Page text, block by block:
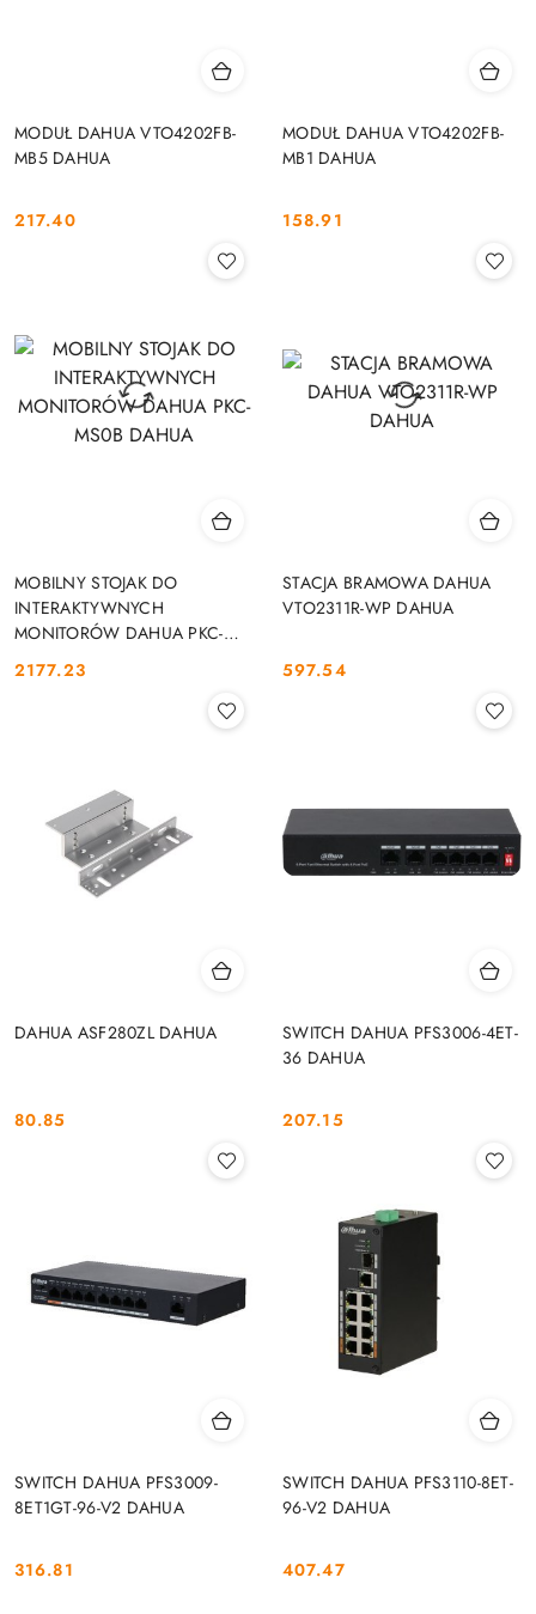
MODUŁ DAHUA VTO4202FB-
MB5 DAHUA
Cena:
217.40
MODUŁ DAHUA VTO4202FB-
MB1 DAHUA
Cena:
158.91
MOBILNY STOJAK DO
INTERAKTYWNYCH
MONITORÓW DAHUA PKC-
MS0B DAHUA
Cena:
2177.23
STACJA BRAMOWA DAHUA
VTO2311R-WP DAHUA
Cena:
597.54
DAHUA ASF280ZL DAHUA
Cena:
80.85
SWITCH DAHUA PFS3006-4ET-
36 DAHUA
Cena:
207.15
SWITCH DAHUA PFS3009-
8ET1GT-96-V2 DAHUA
Cena:
316.81
SWITCH DAHUA PFS3110-8ET-
96-V2 DAHUA
Cena:
407.47